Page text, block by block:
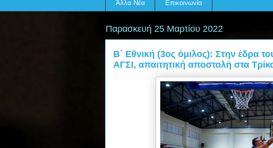
Άλλα Νέα Επικοινωνία
Παρασκευή 25 Μαρτίου 2022
Β΄ Εθνική (3ος όμιλος): Στην έδρα
ΑΓΣΙ, απαιτητική αποστολή στα